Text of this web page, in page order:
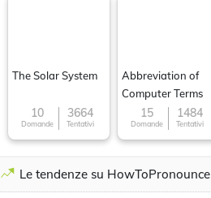
The Solar System
10
Domande
3664
Tentativi
Abbreviation of
Computer Terms
15
Domande
1484
Tentativi
Le tendenze su HowToPronounce